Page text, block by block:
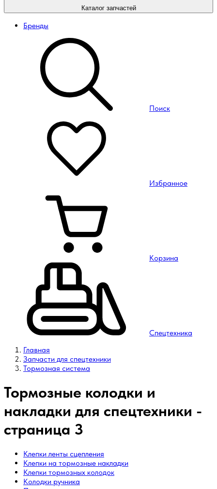
Каталогзапчастей
Бренды
Поиск
Избранное
Корзина
Спецтехника
Главная
Запчасти для спецтехники
Тормозная система
Тормозные колодки и
накладки для спецтехники -
страница 3
Клепки ленты сцепления
Клепки на тормозные накладки
Клепки тормозных колодок
Колодки ручника